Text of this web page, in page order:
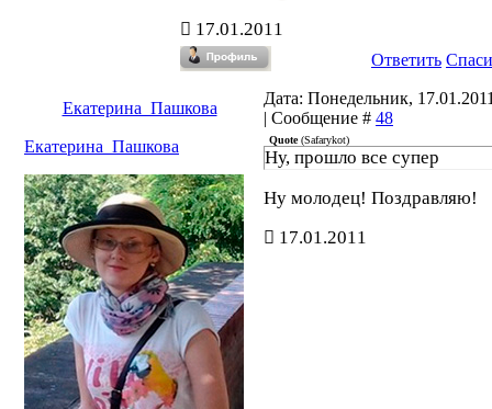
17.01.2011
Ответить
Екатерина_Пашкова
Дата: Понедельник,
| Сообщение # 48
Екатерина_Пашкова
Quote(Safarykot)
Ну, прошло все супер
Ну молодец! Поздравляю!
17.01.2011